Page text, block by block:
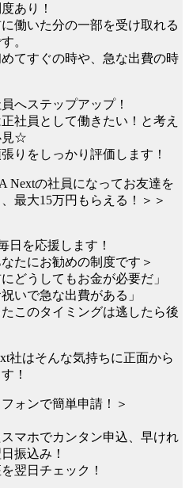
あり！
働いた分の一部を受け取れる
。
てすぐの時や、急な出費の時
へステップアップ！
社員として働きたい！と考え
見☆
りをしっかり評価します！
Nextの社員になってお友達を
最大15万円もらえる！＞＞
日を応援します！
たにお勧めの制度です＞
にどうしてもお金が必要だ」
祝いで急な出費がある」
たこのタイミングは逃したら後
社はそんな気持ちに正面から
！
ォンで簡単申請！＞
マホでカンタン申込、早けれ
振込み！
翌日チェック！